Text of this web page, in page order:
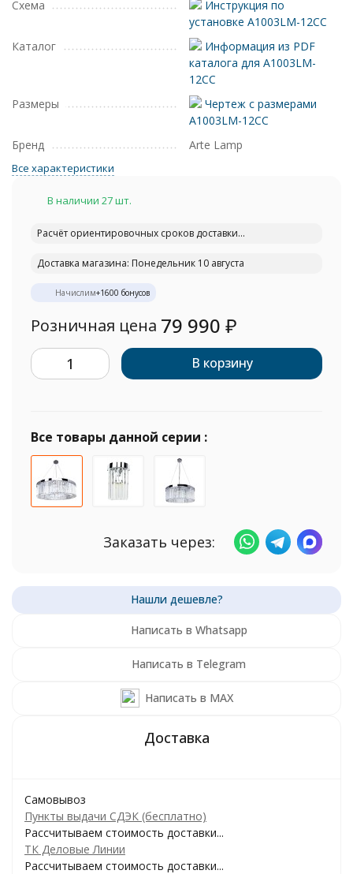
Схема
Инструкция по
установке A1003LM-12CC
Каталог
Информация из PDF
каталога для A1003LM-
12CC
Размеры
Чертеж с размерами
A1003LM-12CC
Бренд
Arte Lamp
Все характеристики
В наличии 27 шт.
Расчёт ориентировочных сроков доставки...
Доставка магазина: Понедельник 10 августа
Начислим+1600 бонусов
Розничная цена 79 990 ₽
В корзину
Все товары данной серии :
Заказать через:
Написать в Whatsapp
Написать в Telegram
Написать в MAX
Самовывоз
Пункты выдачи СДЭК (бесплатно)
Рассчитываем стоимость доставки...
ТК Деловые Линии
Рассчитываем стоимость доставки...